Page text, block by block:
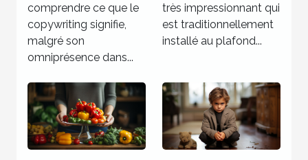
comprendre ce que le
copywriting signifie,
malgré son
omniprésence dans...
très impressionnant qui
est traditionnellement
installé au plafond...